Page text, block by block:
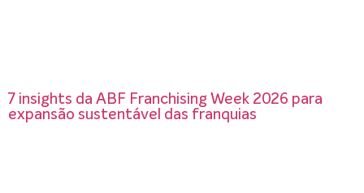
7 insights da ABF Franchising Week 2026 para
expansão sustentável das franquias